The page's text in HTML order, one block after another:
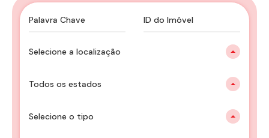
Selecione a localização
Todos os estados
Selecione o tipo